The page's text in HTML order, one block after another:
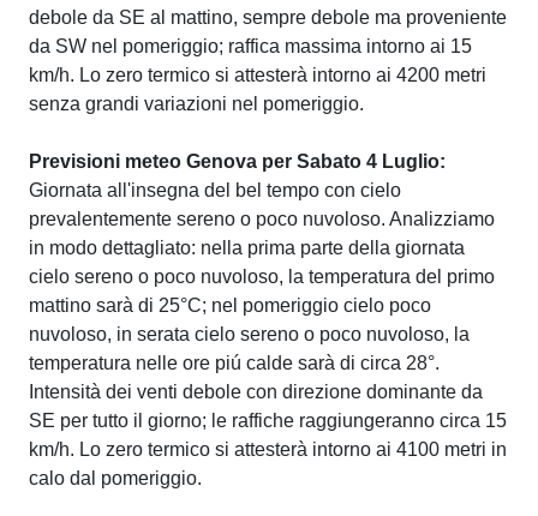
debole da SE al mattino, sempre debole ma proveniente
da SW nel pomeriggio; raffica massima intorno ai 15
km/h. Lo zero termico si attesterà intorno ai 4200 metri
senza grandi variazioni nel pomeriggio.
Previsioni meteo Genova per Sabato 4 Luglio:
Giornata all'insegna del bel tempo con cielo
prevalentemente sereno o poco nuvoloso. Analizziamo
in modo dettagliato: nella prima parte della giornata
cielo sereno o poco nuvoloso, la temperatura del primo
mattino sarà di 25°C; nel pomeriggio cielo poco
nuvoloso, in serata cielo sereno o poco nuvoloso, la
temperatura nelle ore piú calde sarà di circa 28°.
Intensità dei venti debole con direzione dominante da
SE per tutto il giorno; le raffiche raggiungeranno circa 15
km/h. Lo zero termico si attesterà intorno ai 4100 metri in
calo dal pomeriggio.